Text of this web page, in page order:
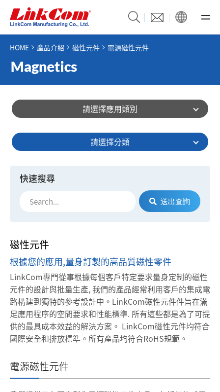
HOME 產品介紹 磁性元件 電源磁性元件
請選擇應用類別
請選擇分類
快速搜尋
送出查詢
磁性元件
根據您的應用,量身訂製的高品質磁性零件
LinkCom專門從事根據每個客戶特定要求量身定制的磁性
元件的設計與批量生產, 我們的產品經常利用客戶的集成電
路構建到獨特的參考設計中。LinkCom磁性元件件旨在滿
足應用程序的空間要求和性能標準. 所有這些都是為了可提
供的最具成本效益的解決方案。 LinkCom磁性元件均符合
國際安全和排放標準。所有產品均符合RoHS規範。
電源磁性元件